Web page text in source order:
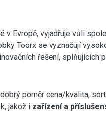
v Evropě, vyjadřuje vůli
Toorx se vyznačují
inovačních řešení, splňujících
poměr cena/kvalita,
jakož i zařízení a